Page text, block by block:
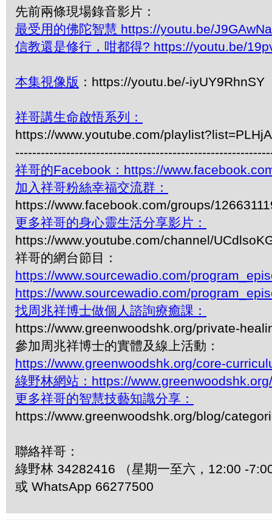
先前兩條現場錄音影片：
最受用的佛陀智慧 https://youtu.be/
信教還是修行，咁都得? https://youtu.be/
本集視像版 ：https://youtu.be/-iyUY9RhnSY
祥哥講生命啟悟系列：
https://www.youtube.com/
祥哥的Facebook：https://
加入祥哥粉絲幸福交流群：
https://www.facebook.com/groups/
更多祥哥的身心靈生活分享影片：
https://www.youtube.com/channel/
祥哥的網台節目：
https://www.sourcewadio.com/
https://www.sourcewadio.com/
找周兆祥博士做個人諮詢療癒課：
https://www.greenwoodshk.org/private-
參加周兆祥博士的實體及線上活動：
https://www.greenwoodshk.org/core-
綠野林網站：https://www.greenwoodshk.org/
更多祥哥的智慧技藝知識分享：
https://www.greenwoodshk.org/blog/
聯絡祥哥：
綠野林 34282416 （星期一至六，12:00 -
或 WhatsApp 66277500